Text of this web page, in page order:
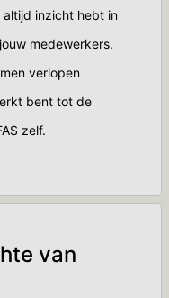
inzicht hebt in
medewerkers.
verlopen
bent tot de
zelf.
van